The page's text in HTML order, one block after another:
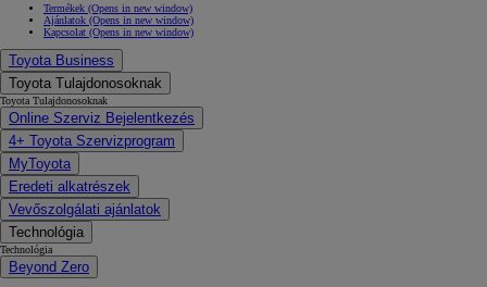
Termékek (Opens in new window)
Ajánlatok (Opens in new window)
Kapcsolat (Opens in new window)
Toyota Business
Toyota Tulajdonosoknak
Toyota Tulajdonosoknak
Online Szerviz Bejelentkezés
4+ Toyota Szervizprogram
MyToyota
Eredeti alkatrészek
Vevőszolgálati ajánlatok
Technológia
Technológia
Beyond Zero